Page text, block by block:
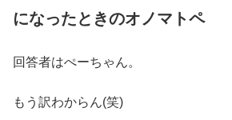
になったときのオノマトペ
回答者はぺーちゃん。
もう訳わからん(笑)